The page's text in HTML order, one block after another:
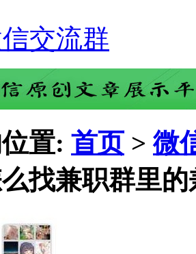
交流群
置: 首页 >微
找兼职群里